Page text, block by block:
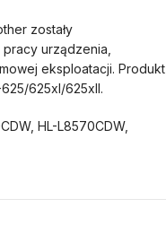
zostały
urządzenia,
eksploatacji. Produkt
625xl/625xll.
HL-L8570CDW,